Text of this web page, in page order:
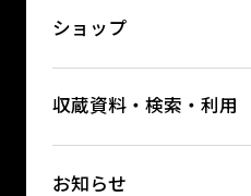
ショップ
収蔵資料・検索・利用
お知らせ